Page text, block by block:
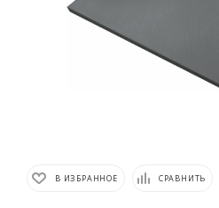
В ИЗБРАННОЕ СРАВНИТЬ